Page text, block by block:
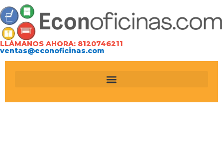
LLÁMANOS AHORA: 8120746211
ventas@econoficinas.com